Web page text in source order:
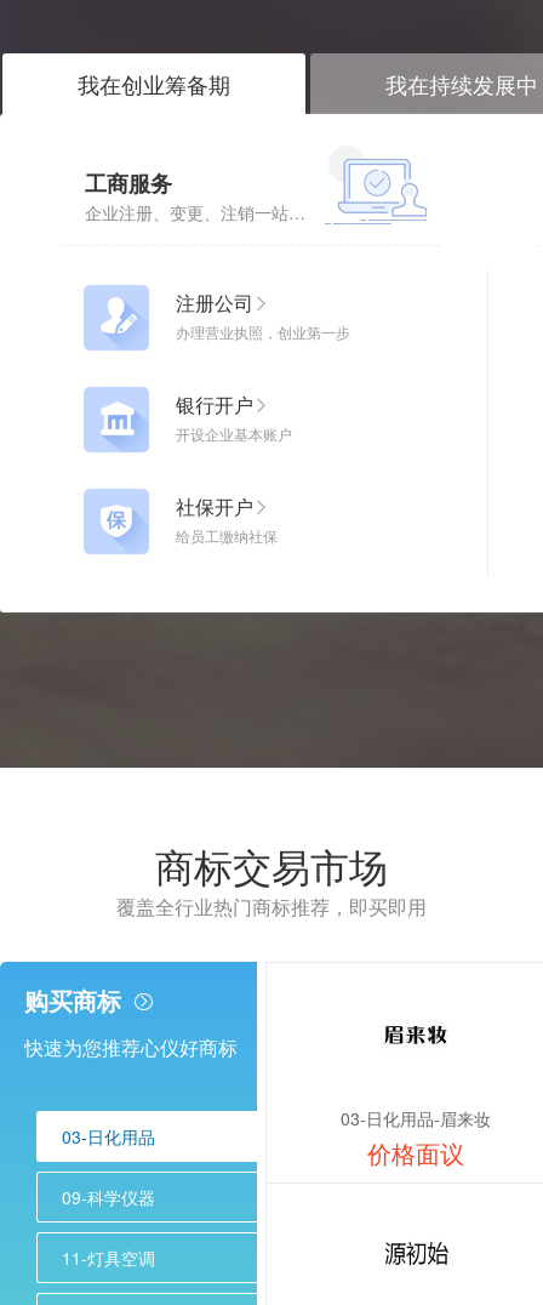
我在创业筹备期 我在持续发展中
工商服务
企业注册、变更、注销一站式企业服务
注册公司
办理营业执照，创业第一步
银行开户
开设企业基本账户
社保开户
给员工缴纳社保
商标交易市场
覆盖全行业热门商标推荐，即买即用
购买商标
快速为您推荐心仪好商标
03-日化用品
09-科学仪器
11-灯具空调
03-日化用品-眉来妆
价格面议